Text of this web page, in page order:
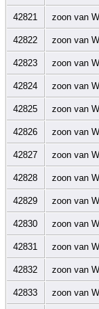
42821 zoon van
42822 zoon van
42823 zoon van
42824 zoon van
42825 zoon van
42826 zoon van
42827 zoon van
42828 zoon van
42829 zoon van
42830 zoon van
42831 zoon van
42832 zoon van
42833 zoon van